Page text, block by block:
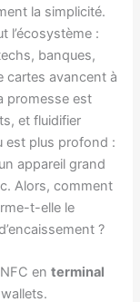
la simplicité.
l’écosystème :
banques,
cartes avancent à
promesse est
et fluidifier
est plus profond :
appareil grand
Alors, comment
t-elle le
?
enterminal